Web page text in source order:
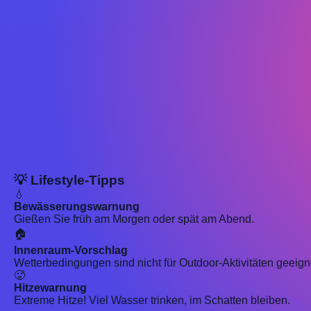
💡 Lifestyle-Tipps
💧
Bewässerungswarnung
Gießen Sie früh am Morgen oder spät am Abend.
🏠
Innenraum-Vorschlag
Wetterbedingungen sind nicht für Outdoor-Aktivitäten
🥵
Hitzewarnung
Extreme Hitze! Viel Wasser trinken, im Schatten bleiben.